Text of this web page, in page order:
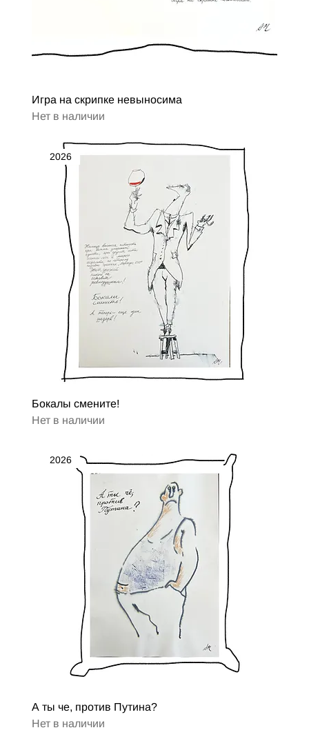
Игра на скрипке невыносима
Нет в наличии
2026
Бокалы смените!
Нет в наличии
2026
А ты че, против Путина?
Нет в наличии